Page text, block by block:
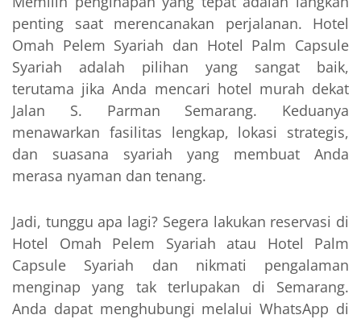
penting saat merencanakan perjalanan. Hotel
Omah Pelem Syariah dan Hotel Palm Capsule
Syariah adalah pilihan yang sangat baik,
terutama jika Anda mencari hotel murah dekat
Jalan S. Parman Semarang. Keduanya
menawarkan fasilitas lengkap, lokasi strategis,
dan suasana syariah yang membuat Anda
merasa nyaman dan tenang.
Jadi, tunggu apa lagi? Segera lakukan reservasi di
Hotel Omah Pelem Syariah atau Hotel Palm
Capsule Syariah dan nikmati pengalaman
menginap yang tak terlupakan di Semarang.
Anda dapat menghubungi melalui WhatsApp di